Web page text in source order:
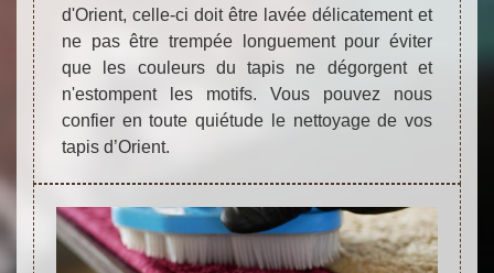
d'Orient, celle-ci doit être lavée délicatement et
ne pas être trempée longuement pour éviter
que les couleurs du tapis ne dégorgent et
n'estompent les motifs. Vous pouvez nous
confier en toute quiétude le nettoyage de vos
tapis d’Orient.